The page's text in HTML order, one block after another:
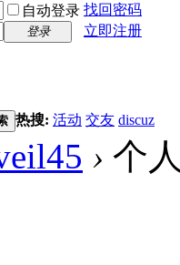
自动登录 找回密码
登录
立即注册
热搜: 活动 交友 discuz
› 个